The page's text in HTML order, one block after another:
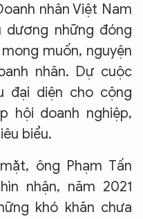
nhân Việt Nam
dương những đóng
muốn, nguyện
nhân. Dự cuộc
đại diện cho cộng
hội doanh nghiệp,
biểu.
ông Phạm Tấn
nhận, năm 2021
khó khăn chưa